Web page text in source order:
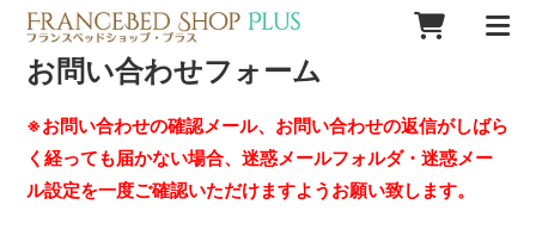
お問い合わせフォーム
※お問い合わせの確認メール、お問い合わせの返信がしばら
く経っても届かない場合、迷惑メールフォルダ・迷惑メー
ル設定を一度ご確認いただけますようお願い致します。